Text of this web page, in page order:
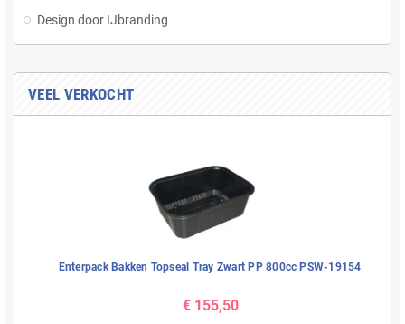
Design door IJbranding
VEEL VERKOCHT
Enterpack Bakken Topseal Tray Zwart PP 800cc PSW-19154
€ 155,50